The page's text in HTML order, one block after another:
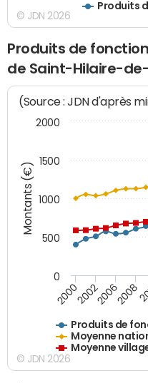
Produits
© JDN 2026
Produits de
de Saint-Hilaire-
Montants (€)
(Source : JDN d'après
Produits de
Moyenne
Moyenne
2000200220062008
0
500
1000
1500
2000
© JDN 2026